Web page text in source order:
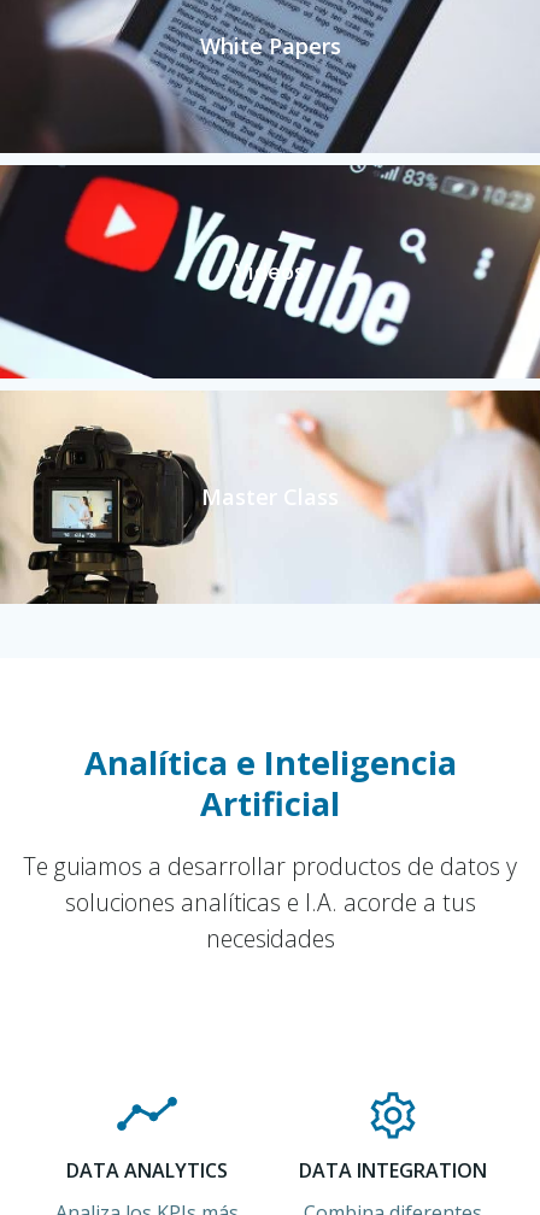
White Papers
Videos
Master Class
Analítica e Inteligencia
Artificial
Te guiamos a desarrollar productos de datos y
soluciones analíticas e I.A. acorde a tus
necesidades
DATA ANALYTICS
DATA INTEGRATION